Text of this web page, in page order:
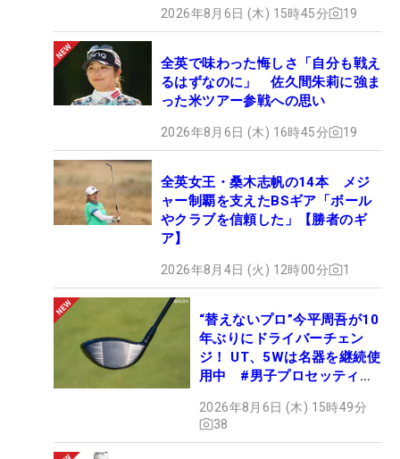
2026年8月6日 (木) 15時45分 19
全英で味わった悔しさ「自分も戦え
るはずなのに」 佐久間朱莉に強ま
った米ツアー参戦への思い
2026年8月6日 (木) 16時45分 19
全英女王・桑木志帆の14本 メジ
ャー制覇を支えたBSギア「ボール
やクラブを信頼した」【勝者のギ
ア】
2026年8月4日 (火) 12時00分 1
“替えないプロ”今平周吾が10
年ぶりにドライバーチェン
ジ！ UT、5Wは名器を継続使
用中 #男子プロセッティン
2026年8月6日 (木) 15時49分
38